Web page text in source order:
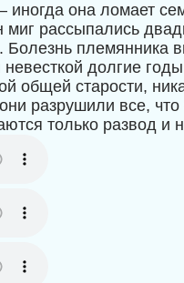
иногда она ломает
рассыпались
Болезнь племянника
долгие
общей старости,
разрушили все, что
только развод и